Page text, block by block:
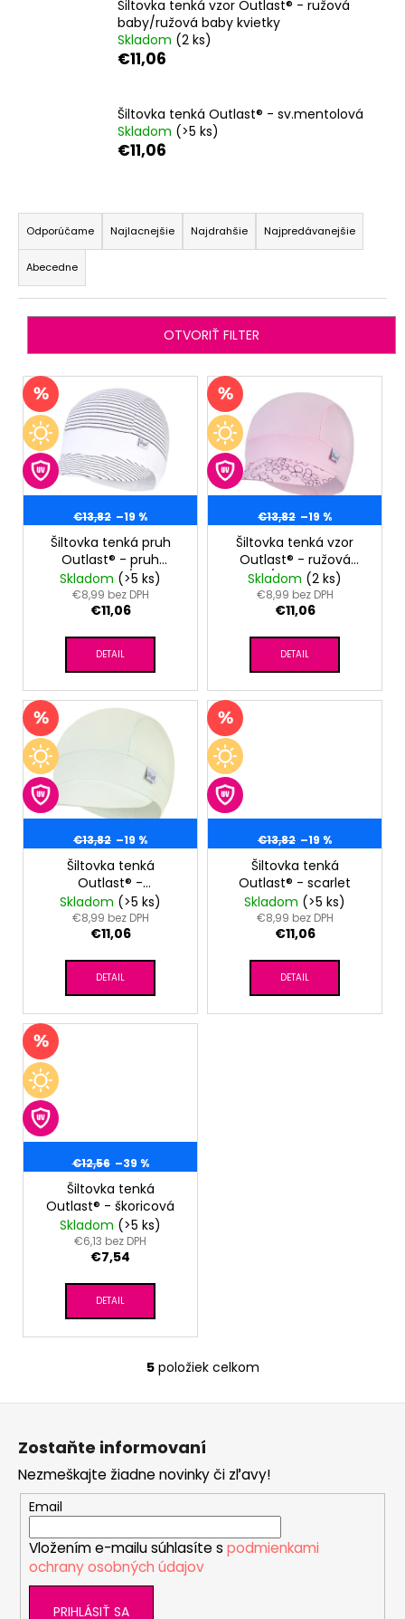
Šiltovka tenká vzor Outlast® - ružová
baby/ružová baby kvietky
Skladom (2 ks)
€11,06
Šiltovka tenká Outlast® - sv.mentolová
Skladom (>5 ks)
€11,06
R
a
d
e
n
e
p
r
o
d
u
k
Odporúčame Najlacnejšie Najdrahšie Najpredávanejšie
Abecedne
OTVORIŤ FILTER
V
ý
p
s
p
r
v
€13,82 –19 %
Šiltovka tenká pruh
Outlast® - pruh
bieločierny/biela
Skladom (>5 ks)
€8,99 bez DPH
€11,06
DETAIL
€13,82 –19 %
Šiltovka tenká vzor
Outlast® - ružová
baby/ružová baby
kvietky
Skladom (2 ks)
€8,99 bez DPH
€11,06
DETAIL
€13,82 –19 %
Šiltovka tenká
Outlast® -
sv.mentolová
Skladom (>5 ks)
€8,99 bez DPH
€11,06
DETAIL
€13,82 –19 %
Šiltovka tenká
Outlast® - scarlet
Skladom (>5 ks)
€8,99 bez DPH
€11,06
DETAIL
€12,56 –39 %
Šiltovka tenká
Outlast® - škoricová
Skladom (>5 ks)
€6,13 bez DPH
€7,54
DETAIL
O
v
á
d
a
c
i
e
p
r
5položiek celkom
HĽADAŤ
O
o
ú
č
a
m
e
SET
PROSTERADLO
KOČIARA
NEPRIEPUSTNÉ
PRIEDUŠNÉ
Zostaňte informovaní
Nezmeškajte žiadne novinky či zľavy!
Email
Vložením e-mailu súhlasíte s podmienkami
ochrany osobných údajov
PRIHLÁSIŤ SA